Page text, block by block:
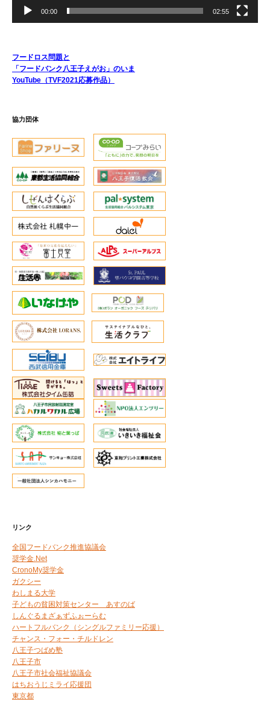
00:00 02:55
フードロス問題と
「フードバンク八王子えがお」のいま
YouTube（TVF2021応募作品）
協力団体
リンク
全国フードバンク推進協議会
奨学金.Net
CronoMy奨学金
ガクシー
わしまる大学
子どもの貧困対策センター あすのば
しんぐるまざぁずふぉーらむ
ハートフルバンク（シングルファミリー応援）
チャンス・フォー・チルドレン
八王子つばめ塾
八王子市
八王子市社会福祉協議会
はちおうじミライ応援団
東京都